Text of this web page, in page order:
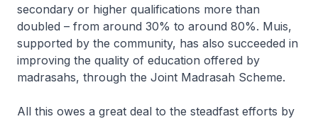
secondary or higher qualifications more than
doubled – from around 30% to around 80%. Muis,
supported by the community, has also succeeded in
improving the quality of education offered by
madrasahs, through the Joint Madrasah Scheme.
All this owes a great deal to the steadfast efforts by